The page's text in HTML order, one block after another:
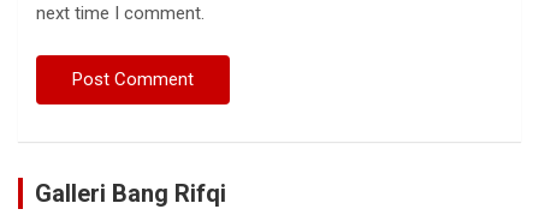
next time I comment.
Galleri Bang Rifqi